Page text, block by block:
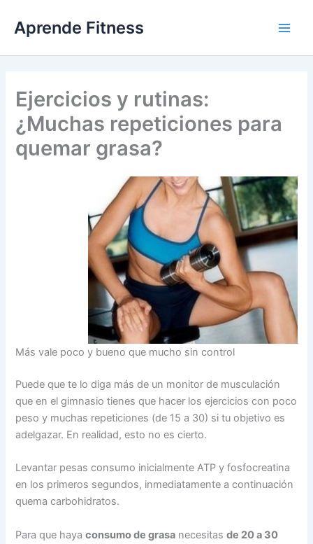
contenido
Aprende Fitness
Ejercicios y rutinas:
¿Muchas repeticiones para
quemar grasa?
Más vale poco y bueno que mucho sin control
Puede que te lo diga más de un monitor de musculación
que en el gimnasio tienes que hacer los ejercicios con poco
peso y muchas repeticiones (de 15 a 30) si tu objetivo es
adelgazar. En realidad, esto no es cierto.
Levantar pesas consumo inicialmente ATP y fosfocreatina
en los primeros segundos, inmediatamente a continuación
quema carbohidratos.
Para que hayaconsumo de grasa necesitasde 20 a 30